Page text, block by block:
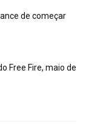
de começar
Free Fire, maio de